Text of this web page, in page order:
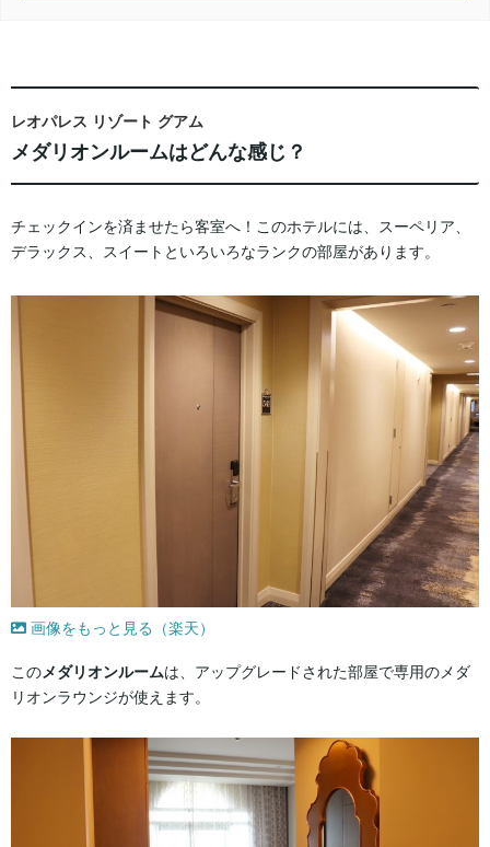
レオパレス リゾート グアム
メダリオンルームはどんな感じ？
チェックインを済ませたら客室へ！このホテルには、スーペリア、
デラックス、スイートといろいろなランクの部屋があります。
画像をもっと見る（楽天）
このメダリオンルームは、アップグレードされた部屋で専用のメダ
リオンラウンジが使えます。